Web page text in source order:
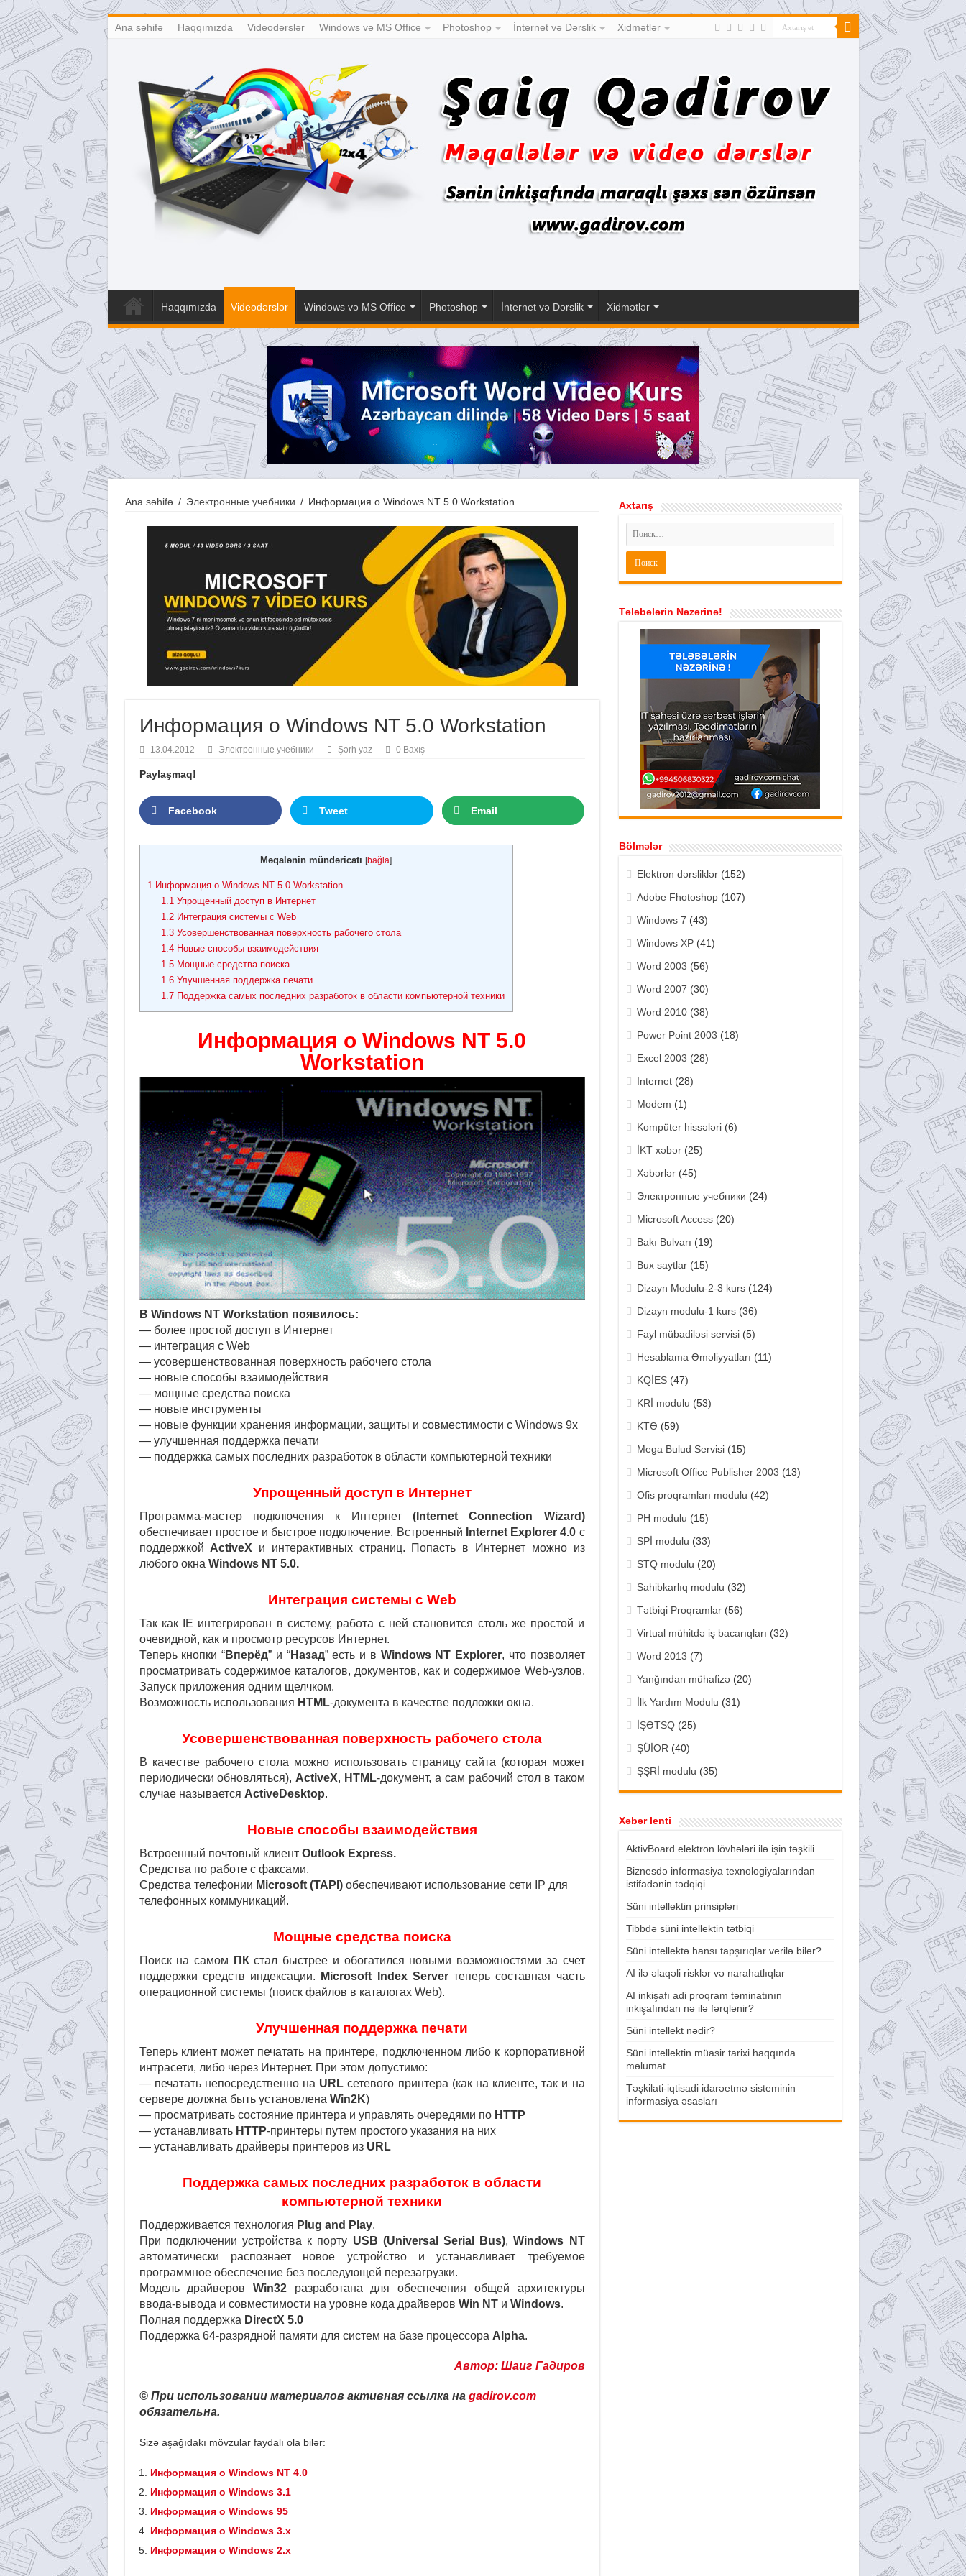
Ana səhifə Haqqımızda Videodərslər Windows və MS Office Photoshop İnternet və Dərslik Xidmətlər
Haqqımızda Videodərslər Windows və MS Office Photoshop İnternet və Dərslik Xidmətlər
Ana səhifə / Электронные учебники / Информация о Windows NT 5.0 Workstation
Информация о Windows NT 5.0 Workstation
13.04.2012 Электронные учебники Şərh yaz 0 Baxış
Paylaşmaq!
Facebook Tweet Email
Məqalənin mündəricatı [bağla]
1Информация о Windows NT 5.0 Workstation
1.1 Упрощенный доступ в Интернет
1.2 Интеграция системы с Web
1.3 Усовершенствованная поверхность рабочего стола
1.4 Новые способы взаимодействия
1.5 Мощные средства поиска
1.6 Улучшенная поддержка печати
1.7 Поддержка самых последних разработок в области компьютерной техники
Информация о Windows NT 5.0
Workstation
В Windows NT Workstation появилось:
— более простой доступ в Интернет
— интеграция с Web
— усовершенствованная поверхность рабочего стола
— новые способы взаимодействия
— мощные средства поиска
— новые инструменты
— новые функции хранения информации, защиты и совместимости с Windows 9x
— улучшенная поддержка печати
— поддержка самых последних разработок в области компьютерной техники
Упрощенный доступ в Интернет
Программа-мастер подключения к Интернет (Internet Connection Wizard)
обеспечивает простое и быстрое подключение. Встроенный Internet Explorer 4.0 с
поддержкой ActiveX и интерактивных страниц. Попасть в Интернет можно из
любого окна Windows NT 5.0.
Интеграция системы с Web
Так как IE интегрирован в систему, работа с ней становится столь же простой и
очевидной, как и просмотр ресурсов Интернет.
Теперь кнопки “Вперёд” и “Назад” есть и в Windows NT Explorer, что позволяет
просматривать содержимое каталогов, документов, как и содержимое Web-узлов.
Запуск приложения одним щелчком.
Возможность использования HTML-документа в качестве подложки окна.
Усовершенствованная поверхность рабочего стола
В качестве рабочего стола можно использовать страницу сайта (которая может
периодически обновляться), ActiveX, HTML-документ, а сам рабочий стол в таком
случае называется ActiveDesktop.
Новые способы взаимодействия
Встроенный почтовый клиент Outlook Express.
Средства по работе с факсами.
Средства телефонии Microsoft (TAPI)обеспечивают использование сети IP для
телефонных коммуникаций.
Мощные средства поиска
Поиск на самом ПКстал быстрее и обогатился новыми возможностями за счет
поддержки средств индексации.
Microsoft Index Serverтеперь составная часть
операционной системы (поиск файлов в каталогах Web).
Улучшенная поддержка печати
Теперь клиент может печатать на принтере, подключенном либо к корпоративной
интрасети, либо через Интернет. При этом допустимо:
— печатать непосредственно на URL сетевого принтера (как на клиенте, так и на
сервере должна быть установлена Win2K)
— просматривать состояние принтера и управлять очередями по HTTP
— устанавливать HTTP-принтеры путем простого указания на них
— устанавливать драйверы принтеров из URL
Поддержка самых последних разработок в области
компьютерной техники
Поддерживается технология Plug and Play.
При подключении устройства к порту USB (Universal Serial Bus),Windows NT
автоматически распознает новое устройство и устанавливает требуемое
программное обеспечение без последующей перезагрузки.
Модель драйверов Win32разработана для обеспечения общей архитектуры
ввода-вывода и совместимости на уровне кода драйверов Win NTи Windows.
Полная поддержка DirectX 5.0
Поддержка 64-разрядной памяти для систем на базе процессора Alpha.
Автор: Шаиг Гадиров
© При использовании материалов активная ссылка на gadirov.com
обязательна.
Sizə aşağıdakı mövzular faydalı ola bilər:
Информация о Windows NT 4.0
Информация о Windows 3.1
Информация о Windows 95
Информация о Windows 3.x
Информация о Windows 2.x
Axtarış
Tələbələrin Nəzərinə!
Bölmələr
Elektron dərsliklər(152)
Adobe Fhotoshop(107)
Windows 7 (43)
Windows XP(41)
Word 2003 (56)
Word 2007 (30)
Word 2010(38)
Power Point 2003 (18)
Excel 2003 (28)
Internet(28)
Modem (1)
Kompüter hissələri(6)
İKT xəbər(25)
Xəbərlər(45)
Электронные учебники (24)
Microsoft Access(20)
Bakı Bulvarı (19)
Bux saytlar(15)
Dizayn Modulu-2-3 kurs(124)
Dizayn modulu-1 kurs(36)
Fayl mübadiləsi servisi(5)
Hesablama Əməliyyatları (11)
KQİES(47)
KRİ modulu (53)
KTƏ (59)
Mega Bulud Servisi(15)
Microsoft Office Publisher 2003 (13)
Ofis proqramları modulu (42)
PH modulu (15)
SPİ modulu (33)
STQ modulu (20)
Sahibkarlıq modulu (32)
Tətbiqi Proqramlar(56)
Virtual mühitdə iş bacarıqları (32)
Word 2013 (7)
Yanğından mühafizə(20)
İlk Yardım Modulu (31)
İŞƏTSQ(25)
ŞÜİOR (40)
ŞŞRİ modulu (35)
Xəbər lenti
AktivBoard elektron lövhələri ilə işin təşkili
Biznesdə informasiya texnologiyalarından
istifadənin tədqiqi
Süni intellektin prinsipləri
Tibbdə süni intellektin tətbiqi
Süni intellektə hansı tapşırıqlar verilə bilər?
AI ilə əlaqəli risklər və narahatlıqlar
AI inkişafı adi proqram təminatının
inkişafından nə ilə fərqlənir?
Süni intellekt nədir?
Süni intellektin müasir tarixi haqqında
məlumat
Təşkilati-iqtisadi idarəetmə sisteminin
informasiya əsasları